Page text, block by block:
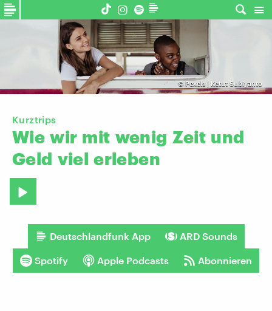
© Pexels | Ketut Subiyanto
Kurztrips
Wie wir mit wenig Zeit und
Geld viel erleben
Deutschlandfunk App ARD Sounds
Spotify Apple Podcasts Abonnieren